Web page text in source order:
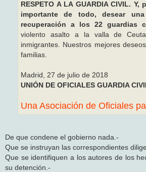
RESPETO A LA GUARDIA CIVIL.
importante de todo, desear
recuperación a los 22 guardias
violento asalto a la valla de
inmigrantes. Nuestros mejores
familias.
Madrid, 27 de julio de 2018
UNIÓN DE OFICIALES GUARDIA
Una Asociación de Oficiales
De que condene el gobierno nada.-
Que se instruyan las correspondientes
Que se identifiquen a los autores de los
su detención.-